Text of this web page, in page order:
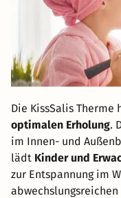
Die KissSalis
optimalen Erholung.
im Innen- und
lädt Kinder und
zur Entspannung im